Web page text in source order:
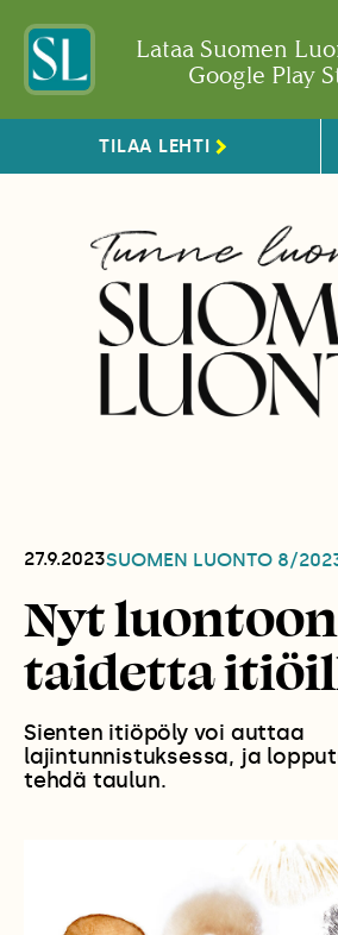
Lataa Suomen
Google Play
TILAA LEHTI
27.9.2023SUOMEN LUONTO 8/
Nyt
taidetta
Sienten itiöpöly voi auttaa
lajintunnistuksessa, ja
tehdä taulun.